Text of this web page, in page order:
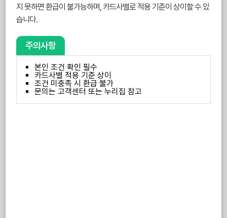
지 못하면 환급이 불가능하며, 카드사별로 적용 기준이 상이할 수 있
습니다.
주의사항
본인 조건 확인 필수
카드사별 적용 기준 상이
조건 미충족 시 환급 불가
문의는 고객센터 또는 누리집 참고